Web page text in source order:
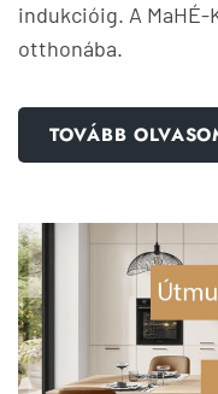
indukcióig. A MaHÉ-
otthonába.
TOVÁBB